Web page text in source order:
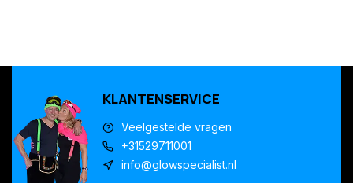
KLANTENSERVICE
Veelgestelde vragen
+31529711001
info@glowspecialist.nl